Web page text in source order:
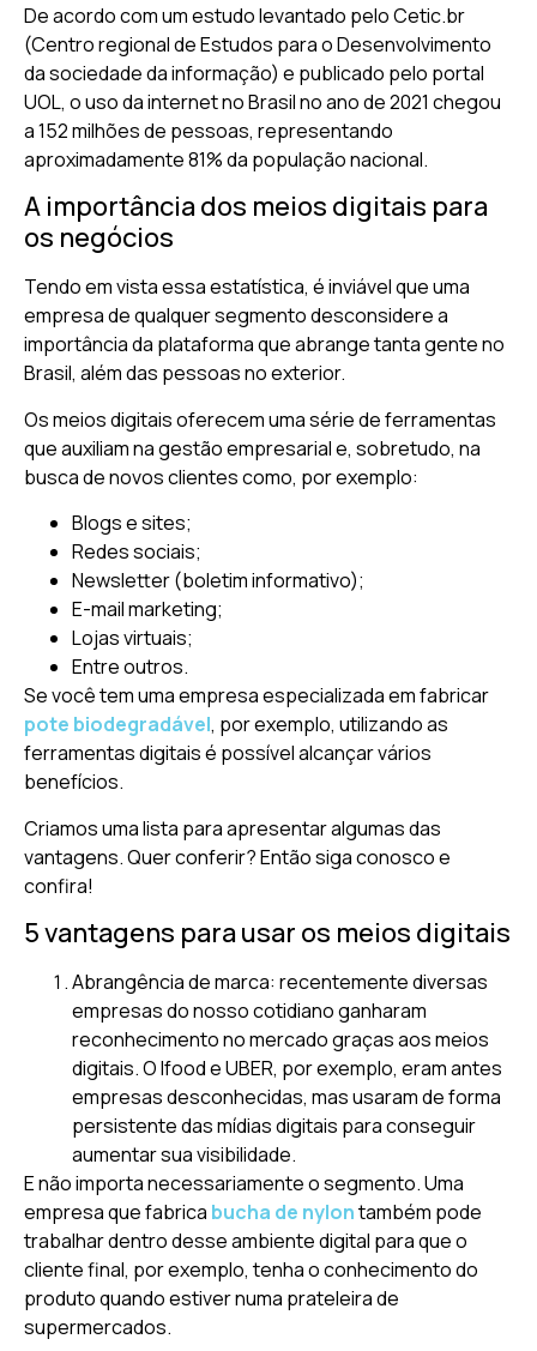
De acordo com um estudo levantado pelo Cetic.br
(Centro regional de Estudos para o Desenvolvimento
da sociedade da informação) e publicado pelo portal
UOL, o uso da internet no Brasil no ano de 2021 chegou
a 152 milhões de pessoas, representando
aproximadamente 81% da população nacional.
A importância dos meios digitais para
os negócios
Tendo em vista essa estatística, é inviável que uma
empresa de qualquer segmento desconsidere a
importância da plataforma que abrange tanta gente no
Brasil, além das pessoas no exterior.
Os meios digitais oferecem uma série de ferramentas
que auxiliam na gestão empresarial e, sobretudo, na
busca de novos clientes como, por exemplo:
Blogs e sites;
Redes sociais;
Newsletter (boletim informativo);
E-mail marketing;
Lojas virtuais;
Entre outros.
Se você tem uma empresa especializada em fabricar
pote biodegradável, por exemplo, utilizando as
ferramentas digitais é possível alcançar vários
benefícios.
Criamos uma lista para apresentar algumas das
vantagens. Quer conferir? Então siga conosco e
confira!
5 vantagens para usar os meios digitais
Abrangência de marca: recentemente diversas
empresas do nosso cotidiano ganharam
reconhecimento no mercado graças aos meios
digitais. O Ifood e UBER, por exemplo, eram antes
empresas desconhecidas, mas usaram de forma
persistente das mídias digitais para conseguir
aumentar sua visibilidade.
E não importa necessariamente o segmento. Uma
empresa que fabrica bucha de nylontambém pode
trabalhar dentro desse ambiente digital para que o
cliente final, por exemplo, tenha o conhecimento do
produto quando estiver numa prateleira de
supermercados.